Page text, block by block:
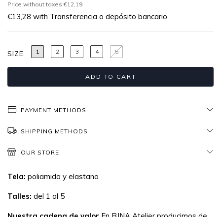
Price without taxes €12,19
€13,28 with Transferencia o depósito bancario
SIZE 1 2 3 4 5
PAYMENT METHODS
SHIPPING METHODS
OUR STORE
Tela: poliamida y elastano
Talles: del 1 al 5